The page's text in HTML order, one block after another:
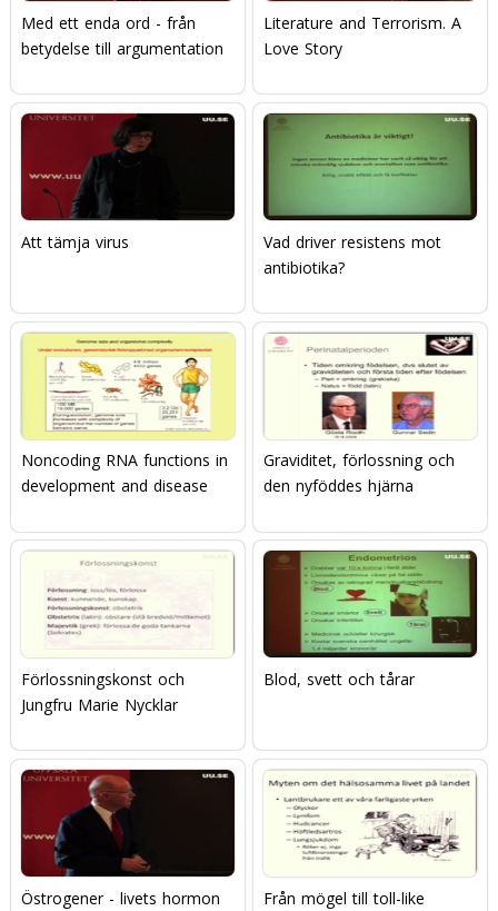
Med ett enda ord - från
betydelse till argumentation
Literature and Terrorism. A
Love Story
Att tämja virus
Vad driver resistens mot
antibiotika?
Noncoding RNA functions in
development and disease
Graviditet, förlossning och
den nyföddes hjärna
Förlossningskonst och
Jungfru Marie Nycklar
Blod, svett och tårar
Östrogener - livets hormon
Från mögel till toll-like